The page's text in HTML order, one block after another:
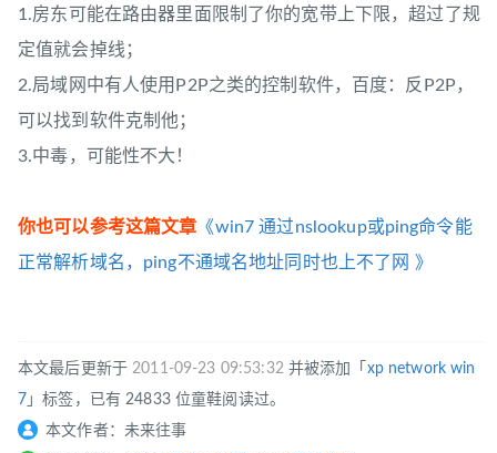
1.房东可能在路由器里面限制了你的宽带上下限，超过了规
定值就会掉线；
2.局域网中有人使用P2P之类的控制软件，百度：反P2P，
可以找到软件克制他；
3.中毒，可能性不大！
你也可以参考这篇文章 《win7 通过nslookup或ping命令能
正常解析域名，ping不通域名地址同时也上不了网 》
本文最后更新于2011-09-23 09:53:32并被添加「 xp network win
7 」标签，已有 24833 位童鞋阅读过。
本文作者：未来往事